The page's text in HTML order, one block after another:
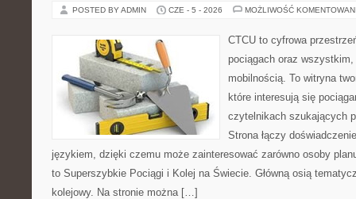
POSTED BY ADMIN CZE - 5 - 2026 MOŻLIWOŚĆ
CTCU to cyfrowa
pociągach oraz
mobilnością. To witryna
które interesują się
czytelnikach szukających
Strona łączy
językiem, dzięki czemu może zainteresować zarówno osoby
to Superszybkie Pociągi i Kolej na Świecie. Główną osią
kolejowy. Na stronie można […]